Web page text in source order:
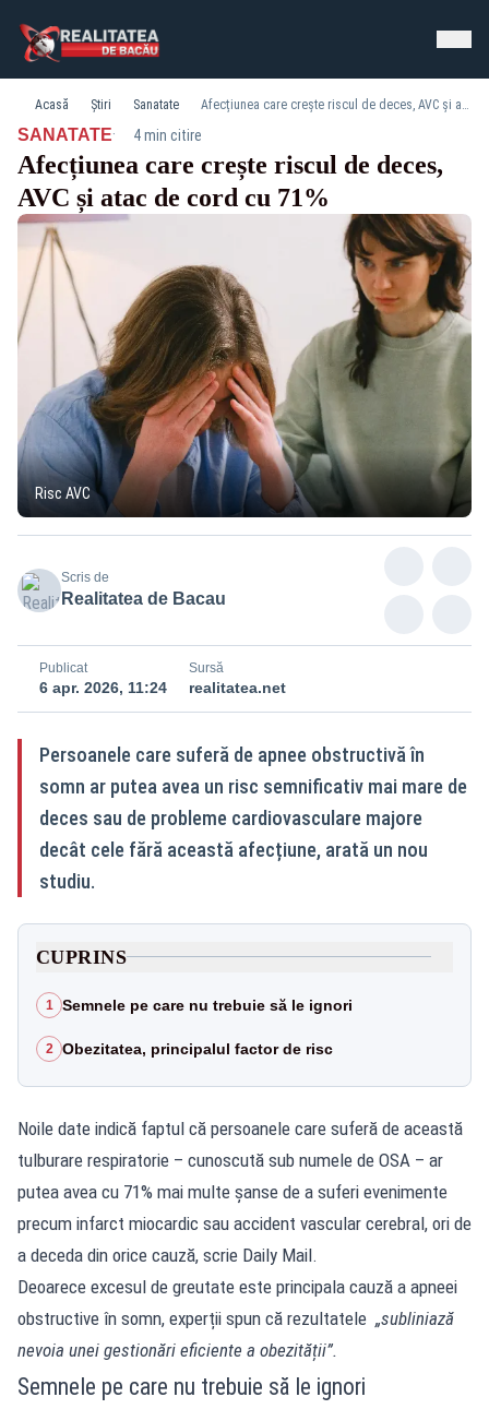
Acasă Știri Sanatate Afecțiunea care crește riscul de deces, AVC și atac de cord cu 71%
SANATATE· 4 min citire
Afecțiunea care crește riscul de deces,
AVC și atac de cord cu 71%
Risc AVC
Scris de
Realitatea de Bacau
Publicat
6 apr. 2026, 11:24
Sursă
realitatea.net
Persoanele care suferă de apnee obstructivă în
somn ar putea avea un risc semnificativ mai mare de
deces sau de probleme cardiovasculare majore
decât cele fără această afecțiune, arată un nou
studiu.
CUPRINS
1 Semnele pe care nu trebuie să le ignori
2 Obezitatea, principalul factor de risc
Noile date indică faptul că persoanele care suferă de această
tulburare respiratorie – cunoscută sub numele de OSA – ar
putea avea cu 71% mai multe șanse de a suferi evenimente
precum infarct miocardic sau accident vascular cerebral, ori de
a deceda din orice cauză, scrie Daily Mail.
Deoarece excesul de greutate este principala cauză a apneei
obstructive în somn, experții spun că rezultatele „subliniază
nevoia unei gestionări eficiente a obezității”.
Semnele pe care nu trebuie să le ignori